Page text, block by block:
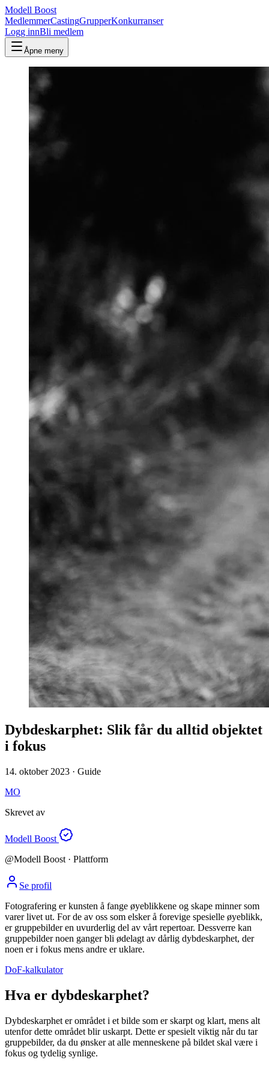
Modell Boost
MedlemmerCastingGrupperKonkurranser
Logg innBli medlem
Åpne meny
Dybdeskarphet: Slik får du alltid objektet
i fokus
14. oktober 2023 · Guide
MO
Skrevet av
Modell Boost
@Modell Boost · Plattform
Se profil
Fotografering er kunsten å fange øyeblikkene og skape minner som
varer livet ut. For de av oss som elsker å forevige spesielle øyeblikk,
er gruppebilder en uvurderlig del av vårt repertoar. Dessverre kan
gruppebilder noen ganger bli ødelagt av dårlig dybdeskarphet, der
noen er i fokus mens andre er uklare.
DoF-kalkulator
Hva er dybdeskarphet?
Dybdeskarphet er området i et bilde som er skarpt og klart, mens alt
utenfor dette området blir uskarpt. Dette er spesielt viktig når du tar
gruppebilder, da du ønsker at alle menneskene på bildet skal være i
fokus og tydelig synlige.